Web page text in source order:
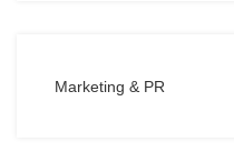
Marketing & PR